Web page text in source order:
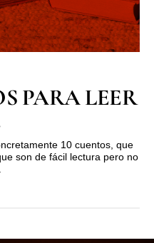
PARA LEER
10 cuentos, que
son de fácil lectura pero no